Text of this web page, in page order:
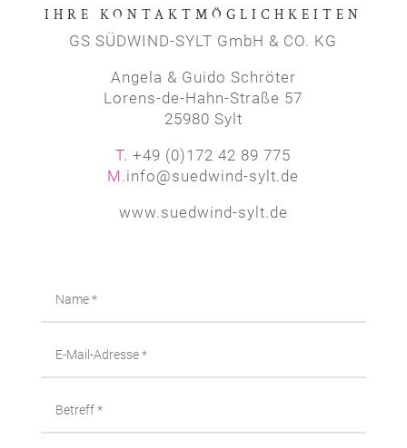
IHRE KONTAKTMÖGLICHKEITEN
GS SÜDWIND-SYLT GmbH & CO. KG
Angela & Guido Schröter
Lorens-de-Hahn-Straße 57
25980 Sylt
T. +49 (0)172 42 89 775
M. info@suedwind-sylt.de
www.suedwind-sylt.de